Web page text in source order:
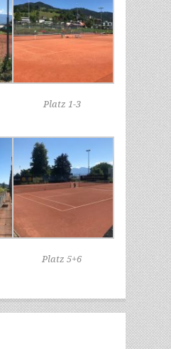
Platz 1-3
Platz 5+6